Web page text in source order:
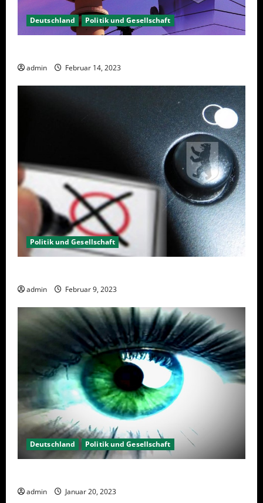
Deutschland Politik und Gesellschaft
admin Februar 14, 2023
Politik und Gesellschaft
admin Februar 9, 2023
Deutschland Politik und Gesellschaft
admin Januar 20, 2023